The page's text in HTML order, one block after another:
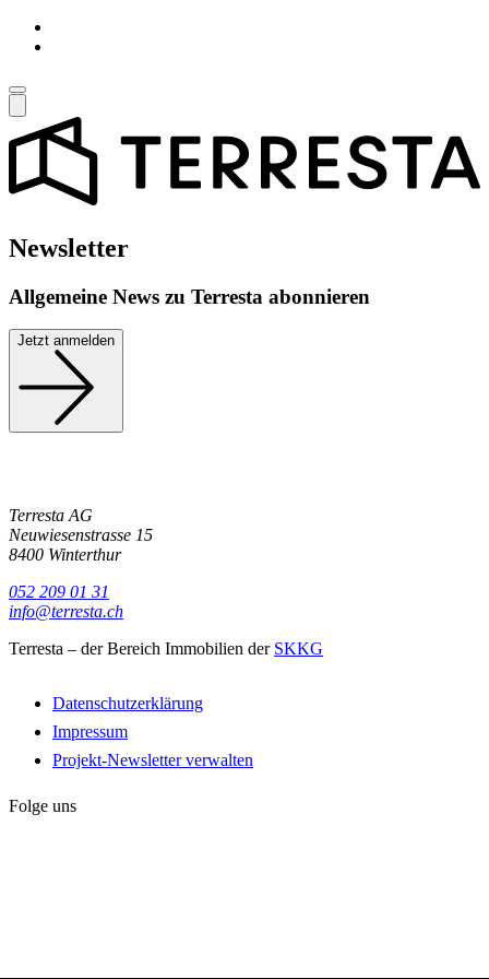
Newsletter
Allgemeine News zu Terresta abonnieren
Jetzt anmelden
Terresta AG
Neuwiesenstrasse 15
8400 Winterthur
052 209 01 31
info@terresta.ch
Terresta – der Bereich Immobilien der SKKG
Datenschutzerklärung
Impressum
Projekt-Newsletter verwalten
Folge uns